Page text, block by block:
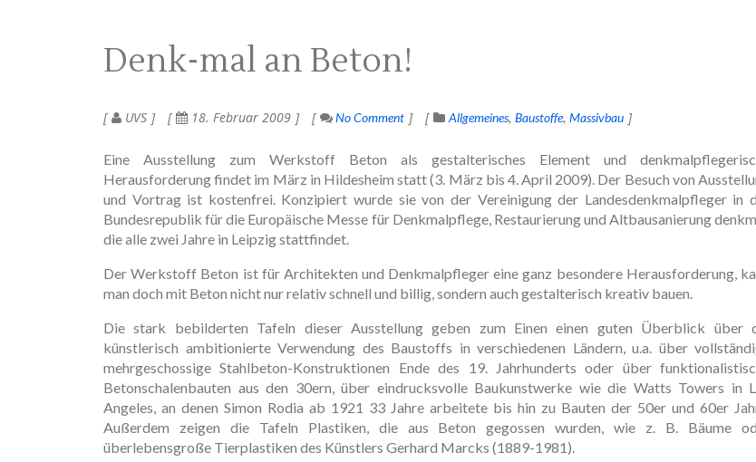
Denk-mal an Beton!
UVS 18. Februar 2009 No Comment Allgemeines Baustoffe Massivbau
Eine Ausstellung zum Werkstoff Beton als gestalterisches Element und
Herausforderung findet im März in Hildesheim statt (3. März bis 4. April 2009). Der Besuch von
und Vortrag ist kostenfrei. Konzipiert wurde sie von der Vereinigung der Landesdenkmalpfleger in
Bundesrepublik für die Europäische Messe für Denkmalpflege, Restaurierung und Altbausanierung
die alle zwei Jahre in Leipzig stattfindet.
Der Werkstoff Beton ist für Architekten und Denkmalpfleger eine ganz besondere Herausforderung,
man doch mit Beton nicht nur relativ schnell und billig, sondern auch gestalterisch kreativ bauen.
Die stark bebilderten Tafeln dieser Ausstellung geben zum Einen einen guten Überblick über
künstlerisch ambitionierte Verwendung des Baustoffs in verschiedenen Ländern, u.a. über
mehrgeschossige Stahlbeton-Konstruktionen Ende des 19. Jahrhunderts oder über
Betonschalenbauten aus den 30ern, über eindrucksvolle Baukunstwerke wie die Watts Towers in
Angeles, an denen Simon Rodia ab 1921 33 Jahre arbeitete bis hin zu Bauten der 50er und 60er
Außerdem zeigen die Tafeln Plastiken, die aus Beton gegossen wurden, wie z. B. Bäume
überlebensgroße Tierplastiken des Künstlers Gerhard Marcks (1889-1981).